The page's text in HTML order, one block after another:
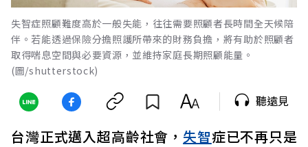
失智症照顧難度高於一般失能，往往需要照顧者長時間全天候陪
伴。若能透過保險分擔照護所帶來的財務負擔，將有助於照顧者
取得喘息空間與必要資源，並維持家庭長期照顧能量。
(圖/shutterstock)
聽遠見
台灣正式邁入超高齡社會， 失智症已不再只是